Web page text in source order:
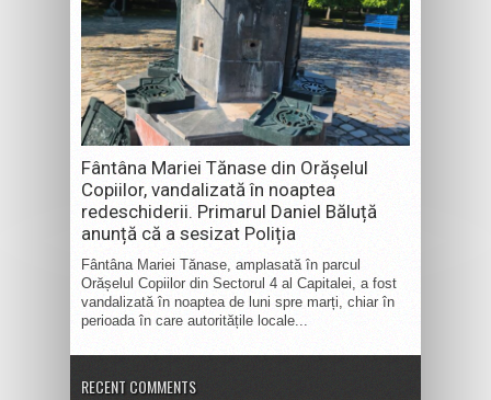
Fântâna Mariei Tănase din Orășelul
Copiilor, vandalizată în noaptea
redeschiderii. Primarul Daniel Băluță
anunță că a sesizat Poliția
Fântâna Mariei Tănase, amplasată în parcul
Orășelul Copiilor din Sectorul 4 al Capitalei, a fost
vandalizată în noaptea de luni spre marți, chiar în
perioada în care autoritățile locale...
RECENT COMMENTS